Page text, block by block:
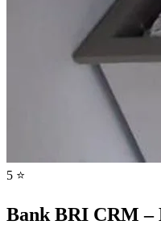
5 ⭐
Bank BRI CRM –